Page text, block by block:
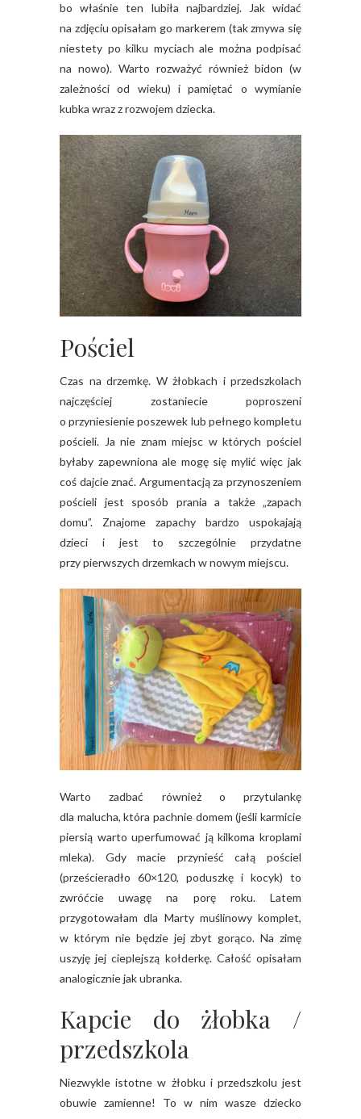
bo właśnie ten lubiła najbardziej. Jak widać
na zdjęciu opisałam go markerem (tak zmywa się
niestety po kilku myciach ale można podpisać
na nowo). Warto rozważyć również bidon (w
zależności od wieku) i pamiętać o wymianie
kubka wraz z rozwojem dziecka.
Pościel
Czas na drzemkę. W żłobkach i przedszkolach
najczęściej zostaniecie poproszeni
o przyniesienie poszewek lub pełnego kompletu
pościeli. Ja nie znam miejsc w których pościel
byłaby zapewniona ale mogę się mylić więc jak
coś dajcie znać. Argumentacją za przynoszeniem
pościeli jest sposób prania a także „zapach
domu”. Znajome zapachy bardzo uspokajają
dzieci i jest to szczególnie przydatne
przy pierwszych drzemkach w nowym miejscu.
Warto zadbać również o przytulankę
dla malucha, która pachnie domem (jeśli karmicie
piersią warto uperfumować ją kilkoma kroplami
mleka). Gdy macie przynieść całą pościel
(prześcieradło 60×120, poduszkę i kocyk) to
zwróćcie uwagę na porę roku. Latem
przygotowałam dla Marty muślinowy komplet,
w którym nie będzie jej zbyt gorąco. Na zimę
uszyję jej cieplejszą kołderkę. Całość opisałam
analogicznie jak ubranka.
Kapcie do żłobka /
przedszkola
Niezwykle istotne w żłobku i przedszkolu jest
obuwie zamienne! To w nim wasze dziecko